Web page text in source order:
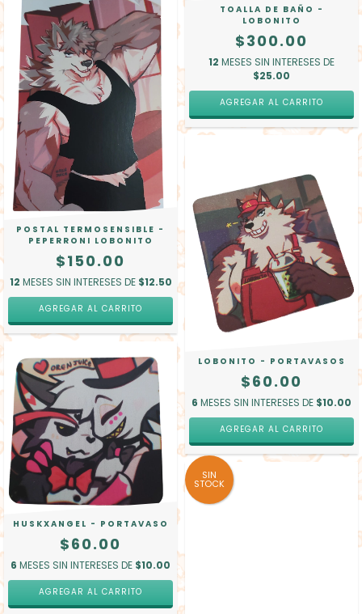
TOALLA DE BAÑO -
LOBONITO
$300.00
12 MESES SIN INTERESES DE
$25.00
POSTAL TERMOSENSIBLE -
PEPERRONI LOBONITO
$150.00
12 MESES SIN INTERESES DE $12.50
AGREGAR AL CARRITO
LOBONITO - PORTAVASOS
$60.00
6 MESES SIN INTERESES DE $10.00
HUSKXANGEL - PORTAVASO
$60.00
6 MESES SIN INTERESES DE $10.00
SIN
STOCK